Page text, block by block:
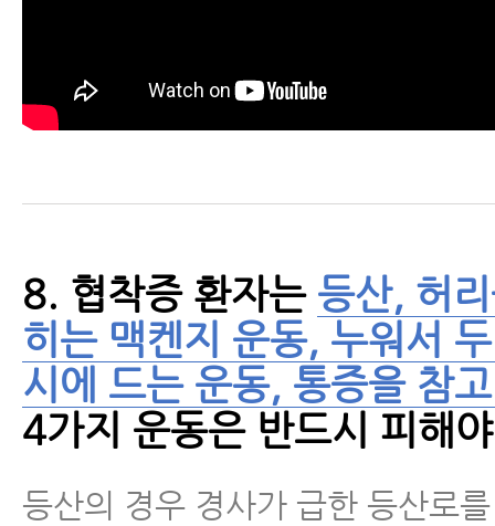
8. 협착증 환자는 등산, 허
히는 맥켄지 운동, 누워서
시에 드는 운동, 통증을 참
4가지 운동은 반드시 피해
등산의 경우 경사가 급한 등산로